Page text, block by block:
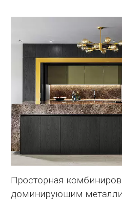
Просторная
доминирующим